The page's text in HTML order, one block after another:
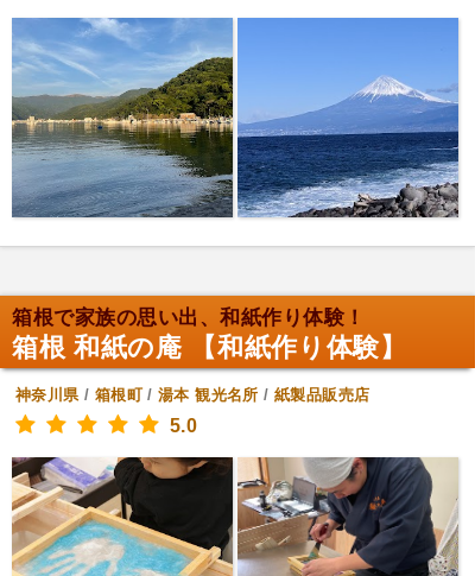
箱根で家族の思い出、和紙作り体験！
箱根 和紙の庵 【和紙作り体験】
神奈川県/ 箱根町/湯本 観光名所 / 紙製品販売店
5.0